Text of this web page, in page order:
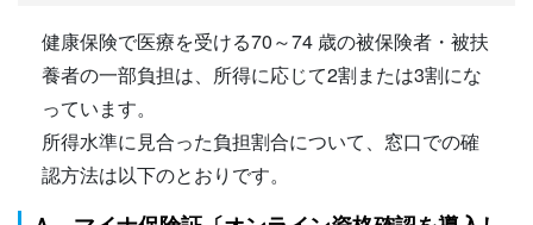
健康保険で医療を受ける70～74 歳の被保険者・被扶
養者の一部負担は、所得に応じて2割または3割にな
っています。
所得水準に見合った負担割合について、窓口での確
認方法は以下のとおりです。